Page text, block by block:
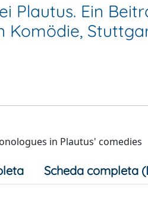
Plautus. Ein
in Plautus' comedies
Scheda completa